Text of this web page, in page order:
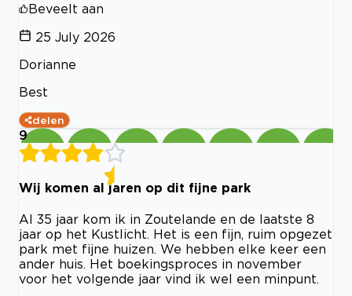
Beveelt aan
25 July 2026
Dorianne
Best
delen
9
Wij komen al jaren op dit fijne park
Al 35 jaar kom ik in Zoutelande en de laatste 8
jaar op het Kustlicht. Het is een fijn, ruim opgezet
park met fijne huizen. We hebben elke keer een
ander huis. Het boekingsproces in november
voor het volgende jaar vind ik wel een minpunt.